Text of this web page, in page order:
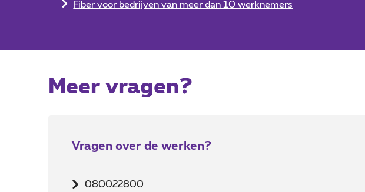
Fiber voor bedrijven van meer dan 10 werknemers
Meer vragen?
Vragen over de werken?
080022800